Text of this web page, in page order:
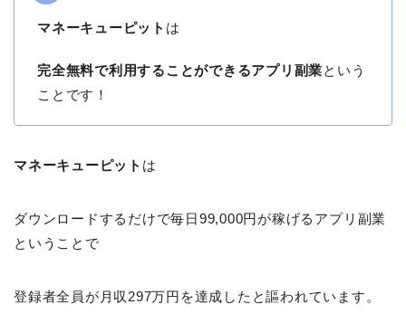
マネーキューピット は
完全無料で利用することができるアプリ副業という
ことです！
マネーキューピット は
ダウンロードするだけで毎日99,000円が稼げるアプリ副業
ということで
登録者全員が月収297万円を達成したと謳われています。